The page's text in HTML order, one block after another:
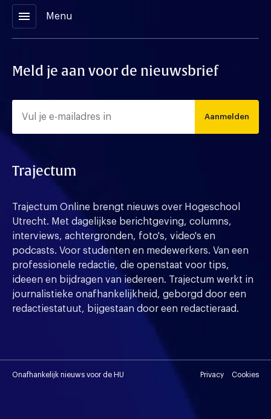
menu Menu
Meld je aan voor de nieuwsbrief
Aanmelden
Trajectum
Trajectum Online brengt nieuws over Hogeschool
Utrecht. Met dagelijkse berichtgeving, columns,
interviews, achtergronden, foto's, video's en
podcasts. Voor studenten en medewerkers. Van een
professionele redactie, die openstaat voor tips,
ideeen en bijdragen van iedereen. Trajectum werkt in
journalistieke onafhankelijkheid, geborgd door een
redactiestatuut, bijgestaan door een redactieraad.
Onafhankelijk nieuws voor de HU Privacy Cookies